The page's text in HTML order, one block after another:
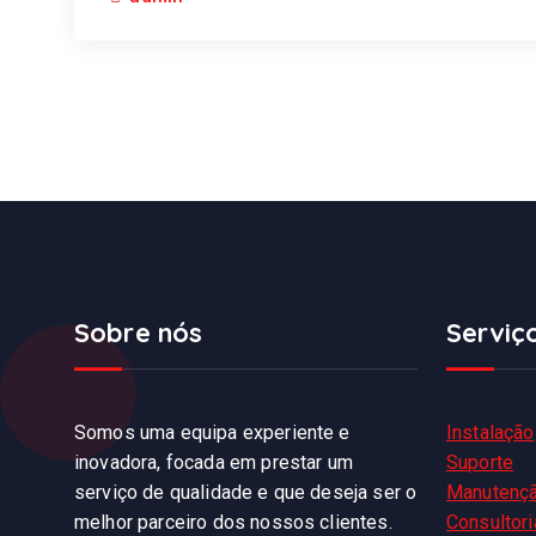
Sobre nós
Somos uma equipa experiente e
inovadora, focada em prestar um
serviço de qualidade e que deseja ser o
melhor parceiro dos nossos clientes.
Instalação
Suporte